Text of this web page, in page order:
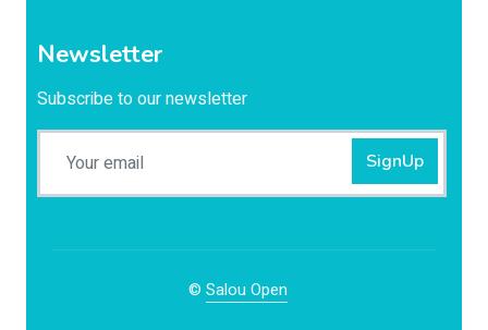
Newsletter
Subscribe to our newsletter
SignUp
© Salou Open